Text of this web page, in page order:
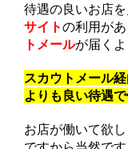
待遇の良いお店
サイトの利用が
トメールが届くよ
スカウトメール
よりも良い待遇
お店が働いて欲